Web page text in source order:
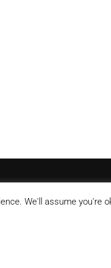
We'll assume you're